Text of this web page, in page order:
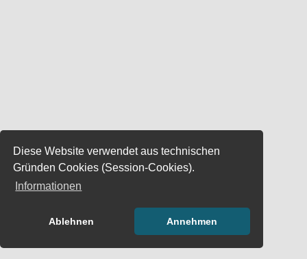
Diese Website verwendet aus technischen
Gründen Cookies (Session-Cookies).
Informationen
Ablehnen Annehmen